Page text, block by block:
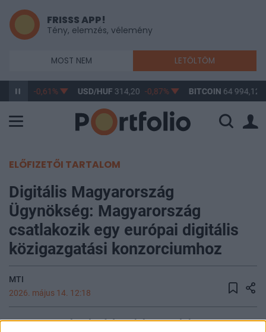
FRISSS APP!
Tény, elemzés, vélemény
MOST NEM LETÖLTÖM
363,17 -0,61% USD/HUF 314,20 -0,87% BITCOIN 64 994,12
ELŐFIZETŐI TARTALOM
Digitális Magyarország
Ügynökség: Magyarország
csatlakozik egy európai digitális
közigazgatási konzorciumhoz
MTI
2026. május 14. 12:18
Magyarország alapító tagként csatlakozott az